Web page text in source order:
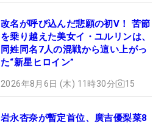
改名が呼び込んだ悲願の初V！ 苦節
を乗り越えた美女イ・ユルリンは、
同姓同名7人の混戦から這い上がっ
た“新星ヒロイン”
2026年8月6日 (木) 11時30分 15
岩永杏奈が暫定首位、廣吉優梨菜8